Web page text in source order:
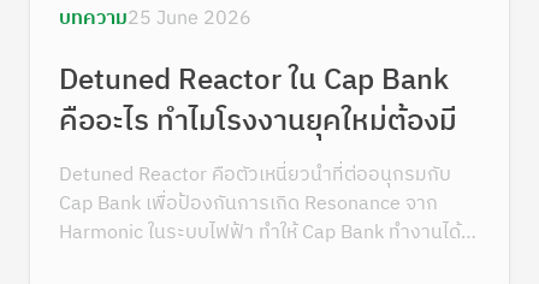
บทความ25 June 2026
Detuned Reactor ใน Cap Bank
คืออะไร ทำไมโรงงานยุคใหม่ต้องมี
Detuned Reactor คือตัวเหนี่ยวนำที่ต่ออนุกรมกับ
Cap Bank เพื่อป้องกันการเกิด Resonance จาก
Harmonic ในระบบไฟฟ้า ทำให้ Cap Bank ทำงานได้